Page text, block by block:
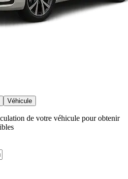
Véhicule
de votre véhicule pour obtenir